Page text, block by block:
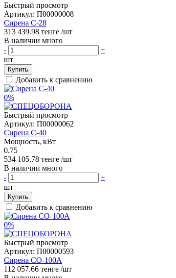
Быстрый просмотр
Артикул: П00000008
Сирена С-28
313 439.98 тенге /шт
В наличии много
-
+
шт
Купить
Добавить к сравнению
0%
Быстрый просмотр
Артикул: П00000062
Сирена С-40
Мощность, кВт
0.75
534 105.78 тенге /шт
В наличии много
-
+
шт
Купить
Добавить к сравнению
0%
Быстрый просмотр
Артикул: П00000593
Сирена CO-100A
112 057.66 тенге /шт